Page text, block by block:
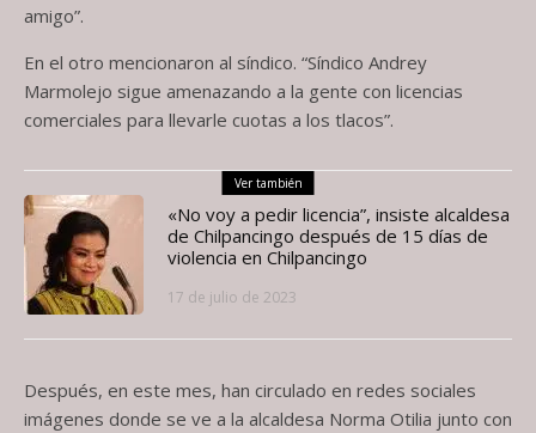
amigo”.
En el otro mencionaron al síndico. “Síndico Andrey
Marmolejo sigue amenazando a la gente con licencias
comerciales para llevarle cuotas a los tlacos”.
Ver también
«No voy a pedir licencia”, insiste alcaldesa
de Chilpancingo después de 15 días de
violencia en Chilpancingo
17 de julio de 2023
Después, en este mes, han circulado en redes sociales
imágenes donde se ve a la alcaldesa Norma Otilia junto con